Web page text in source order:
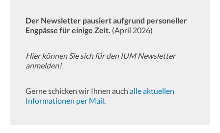
Der Newsletter pausiert aufgrund personeller
Engpässe für einige Zeit. (April 2026)
Hier können Sie sich für den IUM Newsletter
anmelden!
Gerne schicken wir Ihnen auch alle aktuellen
Informationen per Mail.